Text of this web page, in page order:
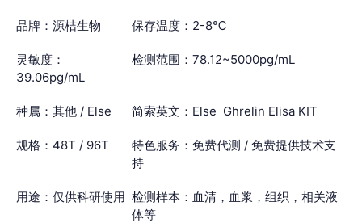
品牌：源桔生物 保存温度：2-8℃
灵敏度：
39.06pg/mL
检测范围：78.12~5000pg/mL
种属：其他 / Else 简索英文：Else Ghrelin Elisa KIT
规格：48T / 96T
特色服务：免费代测 / 免费提供技术支
持
用途：仅供科研使用 检测样本：血清，血浆，组织，相关液
体等